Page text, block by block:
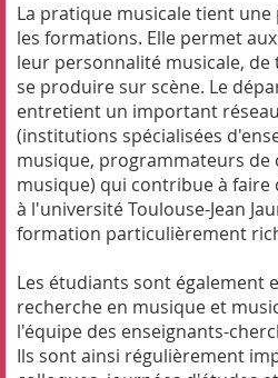
La pratique musicale tient
les formations. Elle permet
leur personnalité musicale,
se produire sur scène. Le
entretient un important
(institutions spécialisées
musique, programmateurs de
musique) qui contribue à faire
à l'université Toulouse-Jean
formation particulièrement
Les étudiants sont également
recherche en musique et
l'équipe des enseignants-
Ils sont ainsi régulièrement